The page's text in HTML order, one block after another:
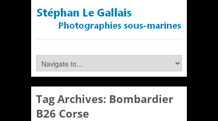
Tag Archives: Bombardier
B26 Corse